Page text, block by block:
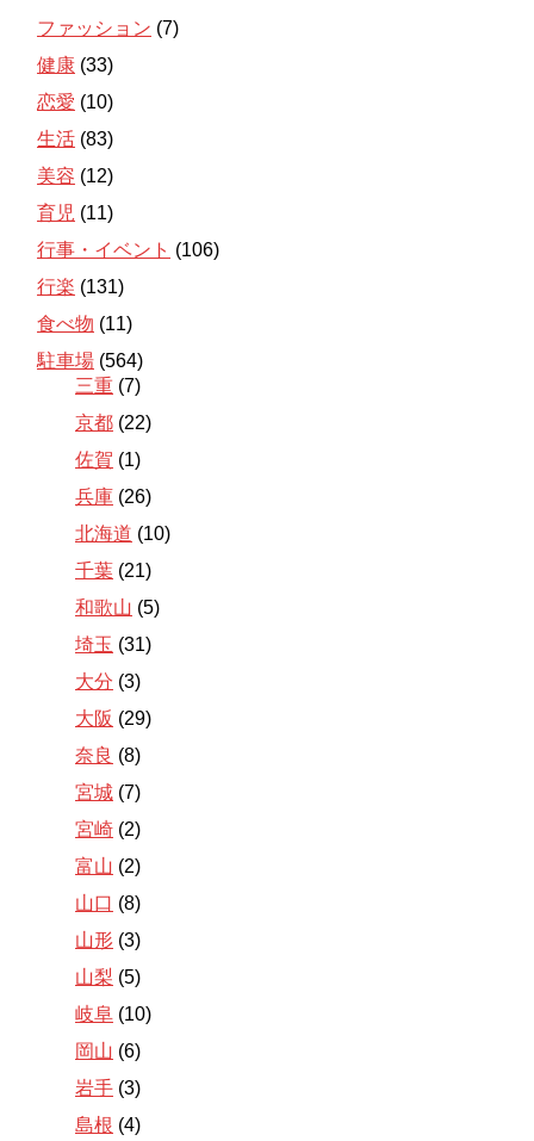
ファッション (7)
健康 (33)
恋愛 (10)
生活 (83)
美容 (12)
育児 (11)
行事・イベント (106)
行楽 (131)
食べ物 (11)
駐車場 (564)
三重 (7)
京都 (22)
佐賀 (1)
兵庫 (26)
北海道 (10)
千葉 (21)
和歌山 (5)
埼玉 (31)
大分 (3)
大阪 (29)
奈良 (8)
宮城 (7)
宮崎 (2)
富山 (2)
山口 (8)
山形 (3)
山梨 (5)
岐阜 (10)
岡山 (6)
岩手 (3)
島根 (4)